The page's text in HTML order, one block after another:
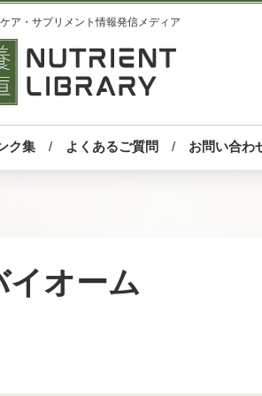
ア・サプリメント情報発信メディア
ク集 よくあるご質問 お問い合わ
オーム